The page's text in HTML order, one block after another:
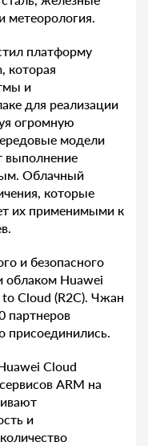
метеорология.
платформу
которая
и
для реализации
огромную
модели
выполнение
Облачный
которые
их применимыми к
и безопасного
облаком Huawei
Cloud (R2C). Чжан
партнеров
присоединились.
Cloud
ARM на
и